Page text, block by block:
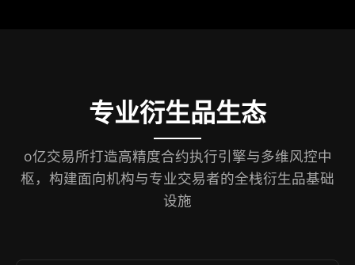
专业衍生品生态
o亿交易所打造高精度合约执行引擎与多维风控中
枢，构建面向机构与专业交易者的全栈衍生品基础
设施